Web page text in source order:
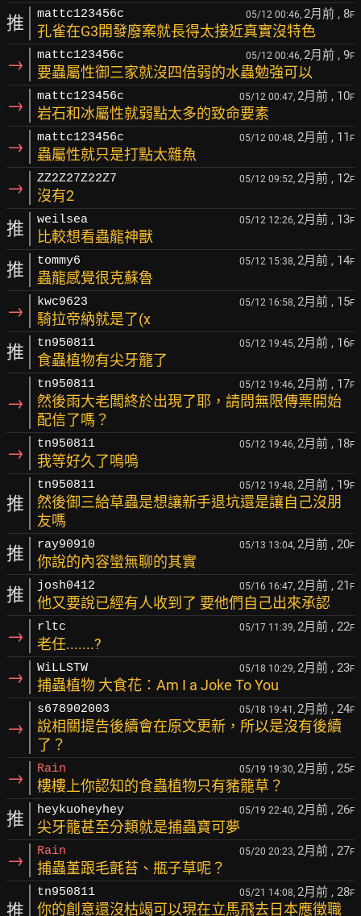
推 mattc123456c 05/12 00:46, 2月前 , 8F
孔雀在G3開發廢案就長得太接近真實沒特色
→ mattc123456c 05/12 00:46, 2月前 , 9F
要蟲屬性御三家就沒四倍弱的水蟲勉強可以
→ mattc123456c 05/12 00:47, 2月前 , 10F
岩石和冰屬性就弱點太多的致命要素
→ mattc123456c 05/12 00:48, 2月前 , 11 F
蟲屬性就只是打點太雜魚
→ ZZ2Z27Z22Z7 05/12 09:52, 2月前 , 12F
沒有2
推 weilsea 05/12 12:26, 2月前 , 13F
比較想看蟲龍神獸
推 tommy6 05/12 15:38, 2月前 , 14F
蟲龍感覺很克蘇魯
→ kwc9623 05/12 16:58, 2月前 , 15F
騎拉帝納就是了(x
推 tn950811 05/12 19:45, 2月前 , 16F
食蟲植物有尖牙籠了
→
tn950811 05/12 19:46, 2月前 , 17F
然後雨大老闆終於出現了耶，請問無限傳票開始
配信了嗎？
→ tn950811 05/12 19:46, 2月前 , 18F
我等好久了嗚嗚
推
tn950811 05/12 19:48, 2月前 , 19F
然後御三給草蟲是想讓新手退坑還是讓自己沒朋
友嗎
推 ray90910 05/13 13:04, 2月前 , 20F
你說的內容蠻無聊的其實
推 josh0412 05/16 16:47, 2月前 , 21 F
他又要說已經有人收到了 要他們自己出來承認
→ rltc 05/17 11:39, 2月前 , 22F
老任.......?
→ WiLLSTW 05/18 10:29, 2月前 , 23F
捕蟲植物 大食花：Am I a Joke To You
→
s678902003 05/18 19:41, 2月前 , 24F
說相關提告後續會在原文更新，所以是沒有後續
了？
→ Rain 05/19 19:30, 2月前 , 25F
樓樓上你認知的食蟲植物只有豬籠草？
推 heykuoheyhey 05/19 22:40, 2月前 , 26F
尖牙籠甚至分類就是捕蟲寶可夢
→ Rain 05/20 20:23, 2月前 , 27F
捕蟲堇跟毛氈苔、瓶子草呢？
推
tn950811 05/21 14:08, 2月前 , 28F
你的創意還沒枯竭可以現在立馬飛去日本應徵職